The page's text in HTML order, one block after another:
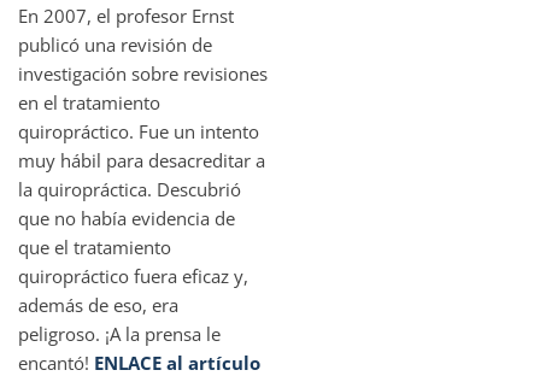
En 2007, el profesor Ernst
publicó una revisión de
investigación sobre revisiones
en el tratamiento
quiropráctico. Fue un intento
muy hábil para desacreditar a
la quiropráctica. Descubrió
que no había evidencia de
que el tratamiento
quiropráctico fuera eficaz y,
además de eso, era
peligroso. ¡A la prensa le
encantó! ENLACE al artículo